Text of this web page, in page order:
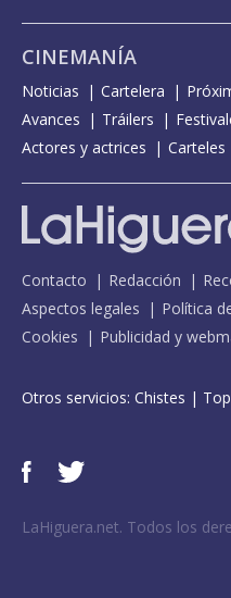
CINEMANÍA
Noticias Cartelera
Avances
Tráilers
Actores y actrices
Carteles
Contacto Redacción
Aspectos legales
Política
Cookies
Publicidad y
Otros servicios: Chistes |
LaHiguera.net. Todos los